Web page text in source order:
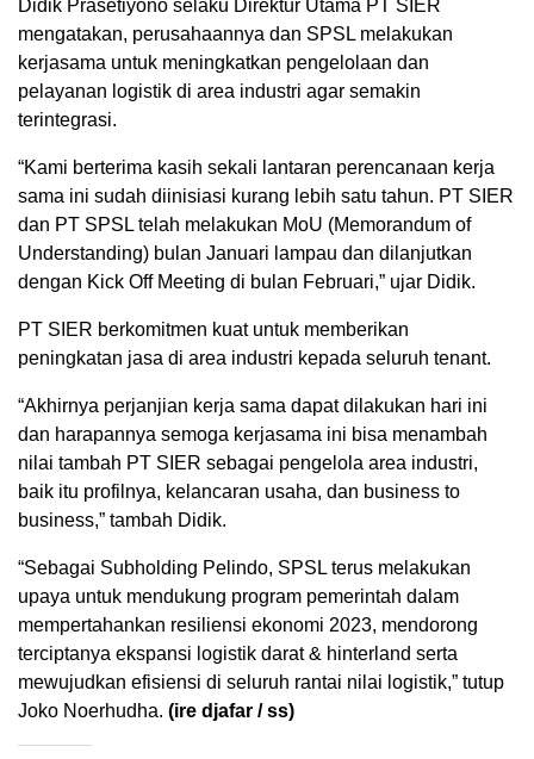
Didik Prasetiyono selaku Direktur Utama PT SIER
mengatakan, perusahaannya dan SPSL melakukan
kerjasama untuk meningkatkan pengelolaan dan
pelayanan logistik di area industri agar semakin
terintegrasi.
“Kami berterima kasih sekali lantaran perencanaan kerja
sama ini sudah diinisiasi kurang lebih satu tahun. PT SIER
dan PT SPSL telah melakukan MoU (Memorandum of
Understanding) bulan Januari lampau dan dilanjutkan
dengan Kick Off Meeting di bulan Februari,” ujar Didik.
PT SIER berkomitmen kuat untuk memberikan
peningkatan jasa di area industri kepada seluruh tenant.
“Akhirnya perjanjian kerja sama dapat dilakukan hari ini
dan harapannya semoga kerjasama ini bisa menambah
nilai tambah PT SIER sebagai pengelola area industri,
baik itu profilnya, kelancaran usaha, dan business to
business,” tambah Didik.
“Sebagai Subholding Pelindo, SPSL terus melakukan
upaya untuk mendukung program pemerintah dalam
mempertahankan resiliensi ekonomi 2023, mendorong
terciptanya ekspansi logistik darat & hinterland serta
mewujudkan efisiensi di seluruh rantai nilai logistik,” tutup
Joko Noerhudha. (ire djafar / ss)